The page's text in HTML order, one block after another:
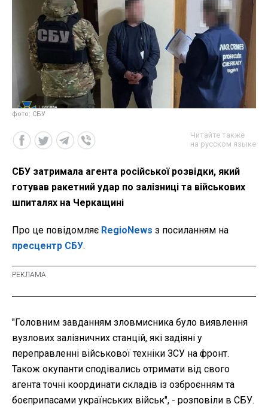
фото: СБУ
Читайте также
на русском языке
СБУ затримала агента російської розвідки, який
готував ракетний удар по залізниці та військових
шпиталях на Черкащині
Про це повідомляє RegioNews з посиланням на
пресцентр СБУ.
"Головним завданням зловмисника було виявлення
вузлових залізничних станцій, які задіяні у
переправленні військової техніки ЗСУ на фронт.
Також окупанти сподівались отримати від свого
агента точні координати складів із озброєнням та
боєприпасами українських військ", - розповіли в СБУ.